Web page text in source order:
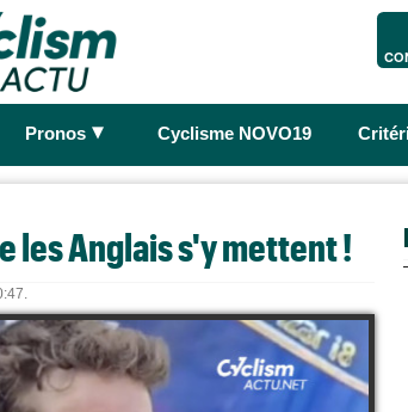
Pronos ► Cyclisme NOVO19
les Anglais s'y mettent !